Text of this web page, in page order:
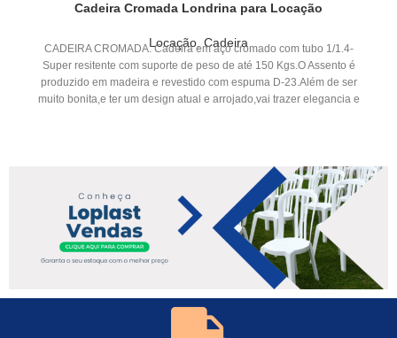
Cadeira Cromada Londrina para Locação
Locação Cadeira
CADEIRA CROMADA: Cadeira em aço cromado com tubo 1/1.4-
Super resitente com suporte de peso de até 150 Kgs.O Assento é
produzido em madeira e revestido com espuma D-23.Além de ser
muito bonita,e ter um design atual e arrojado,vai trazer elegancia e